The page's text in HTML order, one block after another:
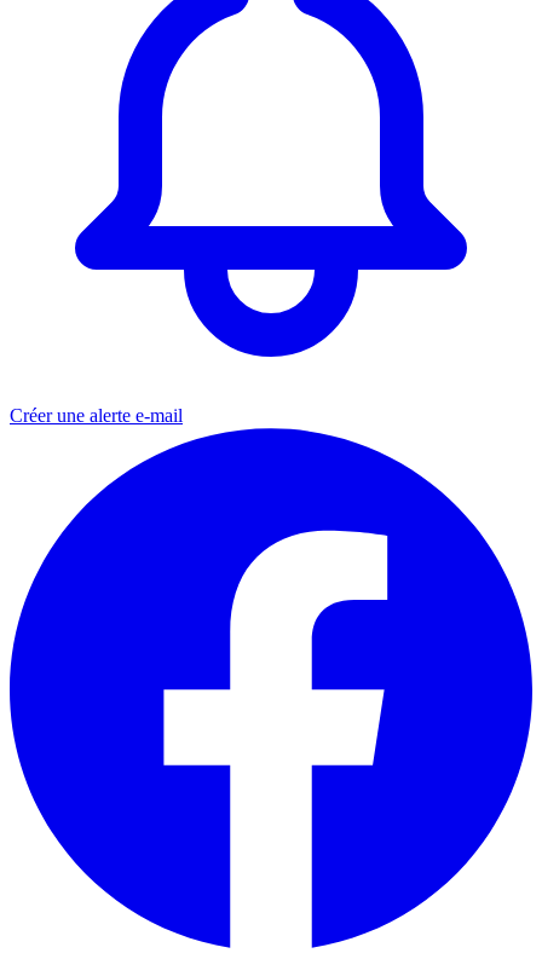
Créer une alerte e-mail